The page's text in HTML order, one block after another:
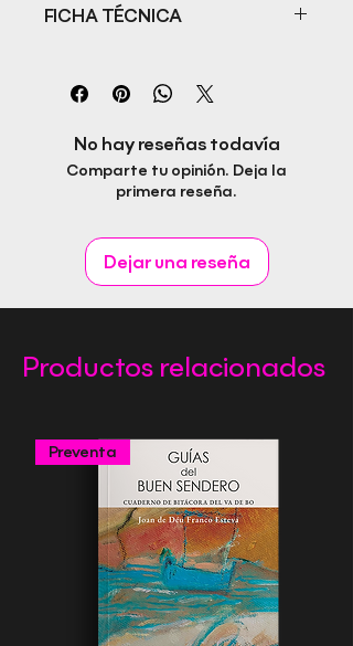
FICHA TÉCNICA
Autora: Eli Gallardo
Fecha de publicación: 22/09/2017
Idioma: Castellano
Páginas: 184
Editorial Rapitbook S.L
No hay reseñas todavía
Comparte tu opinión. Deja la
primera reseña.
Dejar una reseña
Productos relacionados
Preventa